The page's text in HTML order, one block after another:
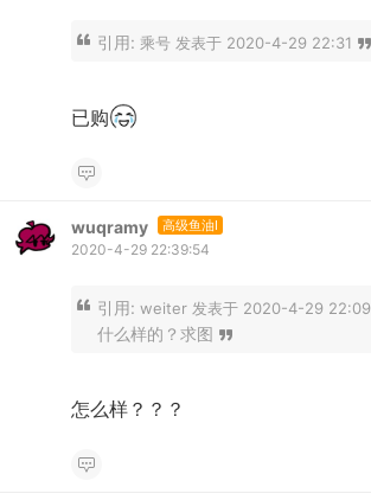
引用: 乘号 发表于 2020-4-29 22:31
已购
wuqramy 高级鱼油I
2020-4-29 22:39:54
引用: weiter 发表于 2020-4-29 22:09
什么样的？求图
怎么样？？？